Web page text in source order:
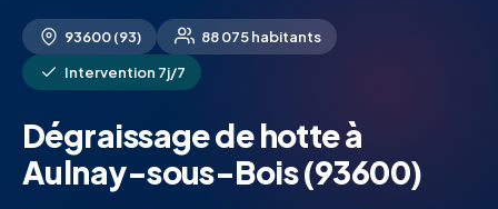
93600 (93)
88 075 habitants
Intervention 7j/7
Dégraissage de hotte à
Aulnay-sous-Bois (93600)